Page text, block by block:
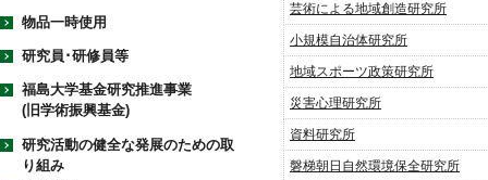
芸術による地域創造研究所
小規模自治体研究所
地域スポーツ政策研究所
災害心理研究所
資料研究所
磐梯朝日自然環境保全研究所
物品一時使用
研究員･研修員等
福島大学基金研究推進事業
(旧学術振興基金)
研究活動の健全な発展のための取
り組み